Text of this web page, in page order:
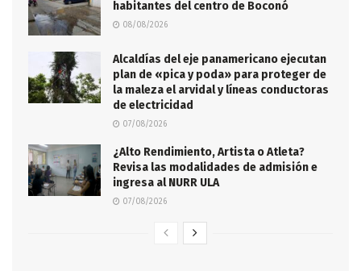
habitantes del centro de Boconó
08/08/2026
Alcaldías del eje panamericano ejecutan
plan de «pica y poda» para proteger de
la maleza el arvidal y líneas conductoras
de electricidad
07/08/2026
¿Alto Rendimiento, Artista o Atleta?
Revisa las modalidades de admisión e
ingresa al NURR ULA
07/08/2026